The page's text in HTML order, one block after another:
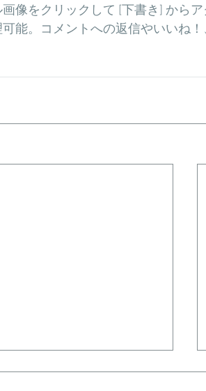
像をクリックして [下書き] からア
能。コメントへの返信やいいね